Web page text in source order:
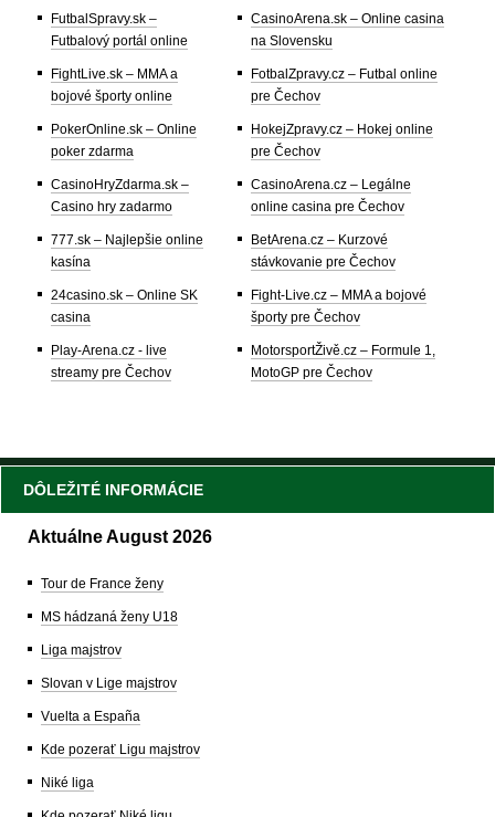
FutbalSpravy.sk –
Futbalový portál online
FightLive.sk – MMA a
bojové športy online
PokerOnline.sk – Online
poker zdarma
CasinoHryZdarma.sk –
Casino hry zadarmo
777.sk – Najlepšie online
kasína
24casino.sk – Online SK
casina
Play-Arena.cz - live
streamy pre Čechov
CasinoArena.sk – Online casina
na Slovensku
FotbalZpravy.cz – Futbal online
pre Čechov
HokejZpravy.cz – Hokej online
pre Čechov
CasinoArena.cz – Legálne
online casina pre Čechov
BetArena.cz – Kurzové
stávkovanie pre Čechov
Fight-Live.cz – MMA a bojové
športy pre Čechov
MotorsportŽivě.cz – Formule 1,
MotoGP pre Čechov
DÔLEŽITÉ INFORMÁCIE
Aktuálne August 2026
Tour de France ženy
MS hádzaná ženy U18
Liga majstrov
Slovan v Lige majstrov
Vuelta a España
Kde pozerať Ligu majstrov
Niké liga